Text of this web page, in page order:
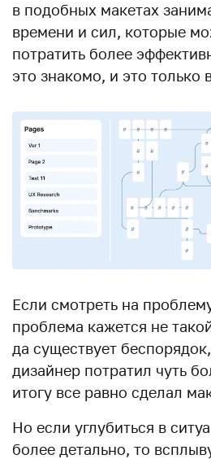
в подобных макетах
времени и сил, которые
потратить более
это знакомо, и это только
Если смотреть на
проблема кажется не
да существует
дизайнер потратил чуть
итогу все равно сделал
Но если углубиться в
более детально, то